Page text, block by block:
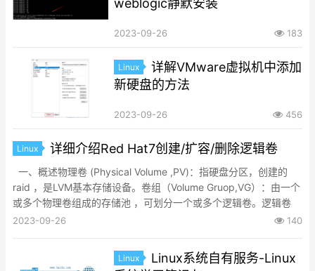
weblogic静默安装
2023-09-26 183
Linux
详解VMware虚拟机中添加
新硬盘的方法
2023-09-26 456
Linux 详细介绍Red Hat7创建/扩容/删除逻辑卷
一、概述物理卷 (Physical Volume ,PV)：指硬盘分区，创建的
raid ，是LVM基本存储设备。卷组（Volume Gruop,VG）：由一个
或多个物理卷组成的存储池 ，可划分一个或多个逻辑卷。逻辑卷
（Logical Volume,LV）：它建立在卷组之上，由VG划出的逻辑
2023-09-26 140
Linux
Linux系统自有服务-Linux